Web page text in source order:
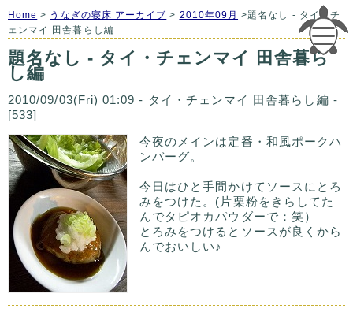
Home > うなぎの寝床 アーカイブ > 2010年09月 >題名なし - タイ・チ
ェンマイ 田舎暮らし編
題名なし - タイ・チェンマイ 田舎暮ら
し編
2010/09/03(Fri) 01:09 - タイ・チェンマイ 田舎暮らし編 -
[533]
今夜のメインは定番・和風ポークハ
ンバーグ。
今日はひと手間かけてソースにとろ
みをつけた。(片栗粉をきらしてた
んでタピオカパウダーで：笑）
とろみをつけるとソースが良くから
んでおいしい♪